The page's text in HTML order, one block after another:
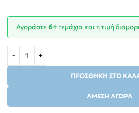
Αγοράστε6+τεμάχια και η τιμή
ΠΡΟΣΘΉΚΗ ΣΤΟ
ΆΜΕΣΗ ΑΓΟΡΆ